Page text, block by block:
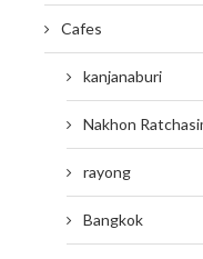
Cafes
kanjanaburi
Nakhon
rayong
Bangkok